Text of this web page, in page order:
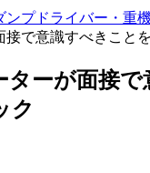
ンプドライバー・重
接で意識すべきこと
ターが面接で
ク